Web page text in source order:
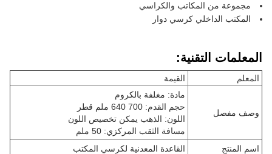
مجموعة من المكاتب والكراسي
المكتب الداخلي كرسي دوار
المعلمات التقنية:
المعلم القيمة
وصف مفصل
مادة: مغلفة بالكروم
حجم القدم: 700 640 ملم قطر
اللون: الذهب يمكن تخصيص اللون
مسافة الثقب المركزي: 50 ملم
اسم المنتج
القاعدة المعدنية لكرسي المكتب